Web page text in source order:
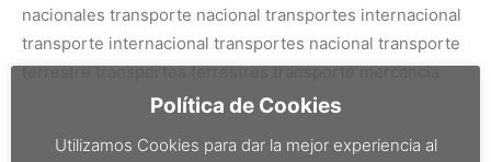
nacionales transporte nacional transportes internacional
transporte internacional transportes nacional transporte
terrestre transportes terrestres transporte mercancia
Política de Cookies
Utilizamos Cookies para dar la mejor experiencia al